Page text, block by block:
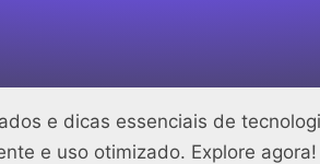
e dicas essenciais de
e uso otimizado. Explore agora!